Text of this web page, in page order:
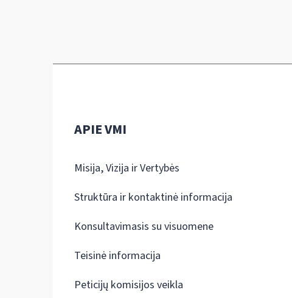
APIE VMI
Misija, Vizija ir Vertybės
Struktūra ir kontaktinė informacija
Konsultavimasis su visuomene
Teisinė informacija
Peticijų komisijos veikla